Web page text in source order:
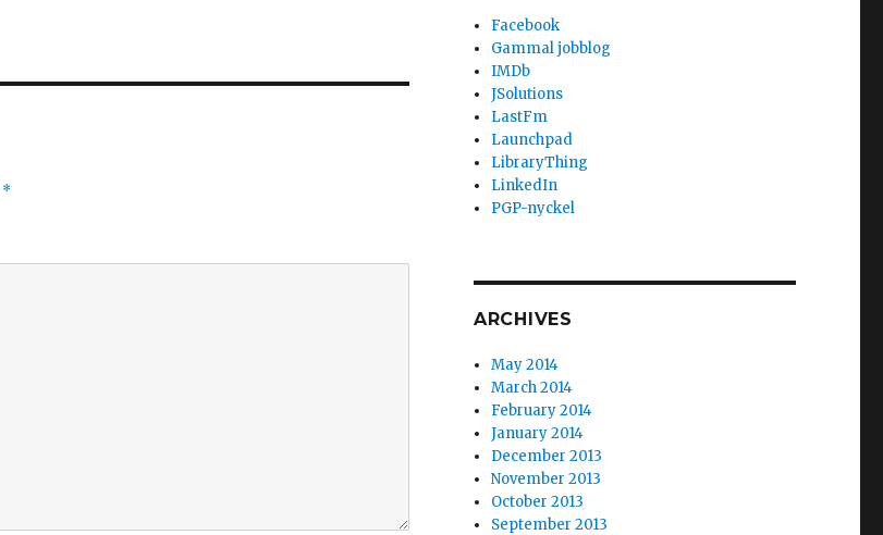
*
Facebook
Gammal jobblog
IMDb
JSolutions
LastFm
Launchpad
LibraryThing
LinkedIn
PGP-nyckel
ARCHIVES
May 2014
March 2014
February 2014
January 2014
December 2013
November 2013
October 2013
September 2013